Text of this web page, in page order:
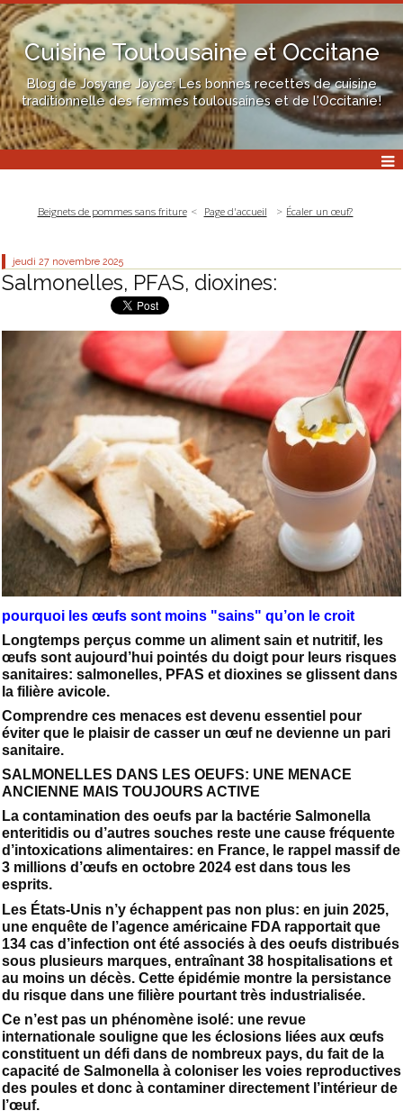
Cuisine Toulousaine et Occitane
Blog de Josyane Joyce: Les bonnes recettes de cuisine
traditionnelle des femmes toulousaines et de l'Occitanie!
Beignets de pommes sans friture Page d'accueil Écaler un œuf?
jeudi 27 novembre 2025
Salmonelles, PFAS, dioxines:
pourquoi les œufs sont moins "sains" qu’on le croit
Longtemps perçus comme un aliment sain et nutritif, les
œufs sont aujourd’hui pointés du doigt pour leurs risques
sanitaires: salmonelles, PFAS et dioxines se glissent dans
la filière avicole.
Comprendre ces menaces est devenu essentiel pour
éviter que le plaisir de casser un œuf ne devienne un pari
sanitaire.
SALMONELLES DANS LES OEUFS: UNE MENACE
ANCIENNE MAIS TOUJOURS ACTIVE
La contamination des oeufs par la bactérie Salmonella
enteritidis ou d’autres souches reste une cause fréquente
d’intoxications alimentaires: en France, le rappel massif de
3 millions d’œufs en octobre 2024 est dans tous les
esprits.
Les États-Unis n’y échappent pas non plus: en juin 2025,
une enquête de l’agence américaine FDA rapportait que
134 cas d’infection ont été associés à des oeufs distribués
sous plusieurs marques, entraînant 38 hospitalisations et
au moins un décès. Cette épidémie montre la persistance
du risque dans une filière pourtant très industrialisée.
Ce n’est pas un phénomène isolé: une revue
internationale souligne que les éclosions liées aux œufs
constituent un défi dans de nombreux pays, du fait de la
capacité de Salmonella à coloniser les voies reproductives
des poules et donc à contaminer directement l’intérieur de
l’œuf.